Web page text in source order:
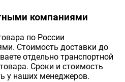
компаниями
по России
Стоимость доставки до
отдельно транспортной
Сроки и стоимость
у наших менеджеров.